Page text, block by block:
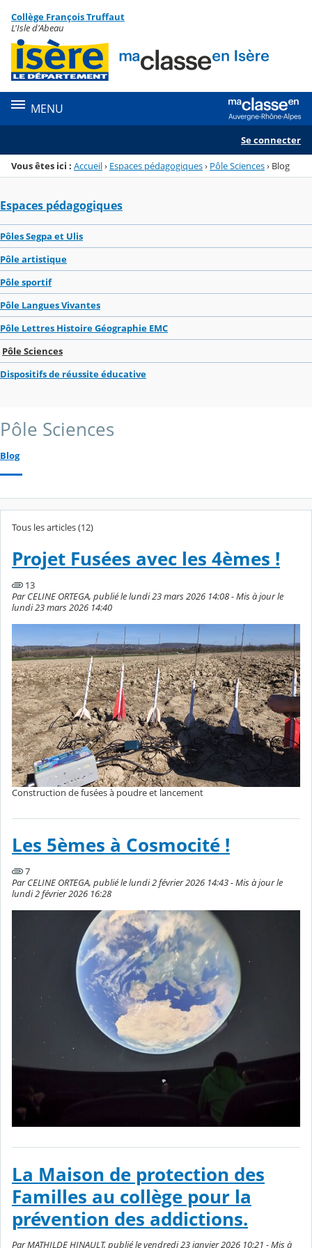
Menu de la rubrique
Contenu
Collège François Truffaut
L'Isle d'Abeau
MENU
Se connecter
Vous êtes ici : Accueil› Espaces pédagogiques› Pôle Sciences› Blog
Espaces pédagogiques
Pôles Segpa et Ulis
Pôle artistique
Pôle sportif
Pôle Langues Vivantes
Pôle Lettres Histoire Géographie EMC
Pôle Sciences
Dispositifs de réussite éducative
Pôle Sciences
Blog
Tous les articles (12)
Projet Fusées avec les 4èmes !
13
Par CELINE ORTEGA, publié le lundi 23 mars 2026 14:08 - Mis à jour le
lundi 23 mars 2026 14:40
Construction de fusées à poudre et lancement
Les 5èmes à Cosmocité !
7
Par CELINE ORTEGA, publié le lundi 2 février 2026 14:43 - Mis à jour le
lundi 2 février 2026 16:28
La Maison de protection des
Familles au collège pour la
prévention des addictions.
Par MATHILDE HINAULT, publié le vendredi 23 janvier 2026 10:21 - Mis à